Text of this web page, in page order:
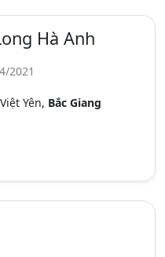
Hà Anh
2021
Yên, Bắc Giang